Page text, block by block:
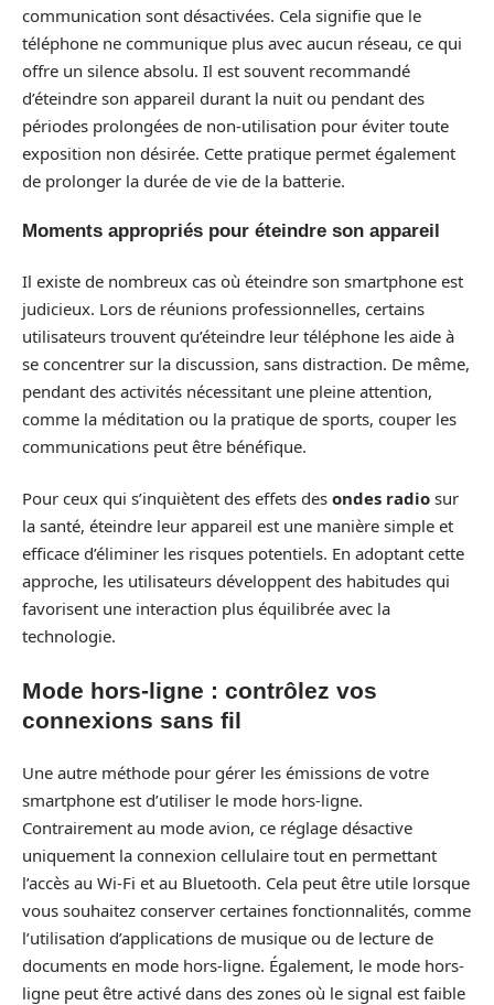
communication sont désactivées. Cela signifie que le
téléphone ne communique plus avec aucun réseau, ce qui
offre un silence absolu. Il est souvent recommandé
d’éteindre son appareil durant la nuit ou pendant des
périodes prolongées de non-utilisation pour éviter toute
exposition non désirée. Cette pratique permet également
de prolonger la durée de vie de la batterie.
Moments appropriés pour éteindre son appareil
Il existe de nombreux cas où éteindre son smartphone est
judicieux. Lors de réunions professionnelles, certains
utilisateurs trouvent qu’éteindre leur téléphone les aide à
se concentrer sur la discussion, sans distraction. De même,
pendant des activités nécessitant une pleine attention,
comme la méditation ou la pratique de sports, couper les
communications peut être bénéfique.
Pour ceux qui s’inquiètent des effets des ondes radio sur
la santé, éteindre leur appareil est une manière simple et
efficace d’éliminer les risques potentiels. En adoptant cette
approche, les utilisateurs développent des habitudes qui
favorisent une interaction plus équilibrée avec la
technologie.
Mode hors-ligne : contrôlez vos
connexions sans fil
Une autre méthode pour gérer les émissions de votre
smartphone est d’utiliser le mode hors-ligne.
Contrairement au mode avion, ce réglage désactive
uniquement la connexion cellulaire tout en permettant
l’accès au Wi-Fi et au Bluetooth. Cela peut être utile lorsque
vous souhaitez conserver certaines fonctionnalités, comme
l’utilisation d’applications de musique ou de lecture de
documents en mode hors-ligne. Également, le mode hors-
ligne peut être activé dans des zones où le signal est faible